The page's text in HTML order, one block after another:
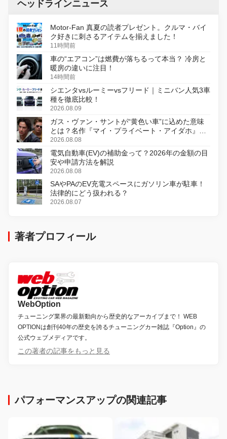
ヘッドラインニュース
Motor-Fan 真夏の読者プレゼント。クルマ・バイ
ク好きに刺さるアイテムを揃えました！
11時間前
車の“エアコン”は燃費が落ちるって本当？ 冷房と
暖房の違いに注目！
14時間前
シエンタvsルーミーvsフリード｜ミニバン人気3車
種を徹底比較！
2026.08.09
ガス・ヴァン・サントが“黄色い車”に込めた意味
とは？名作『マイ・プライベート・アイダホ』が
初のデジタルリマスター版で復活
2026.08.08
電気自動車(EV)の補助金って？2026年の金額の目
安や申請方法を解説
2026.08.08
SAやPAのEV充電スペースにガソリン車が駐車！
法律的にどう扱われる？
2026.08.07
著者プロフィール
WebOption
チューニング業界の最新動向から歴史的なアーカイブまで！ WEB
OPTIONは創刊40年の歴史を誇るチューニングカー雑誌『Option』の
公式ウェブメディアです。
この著者の記事をもっと見る
パフォーマンスアップの関連記事